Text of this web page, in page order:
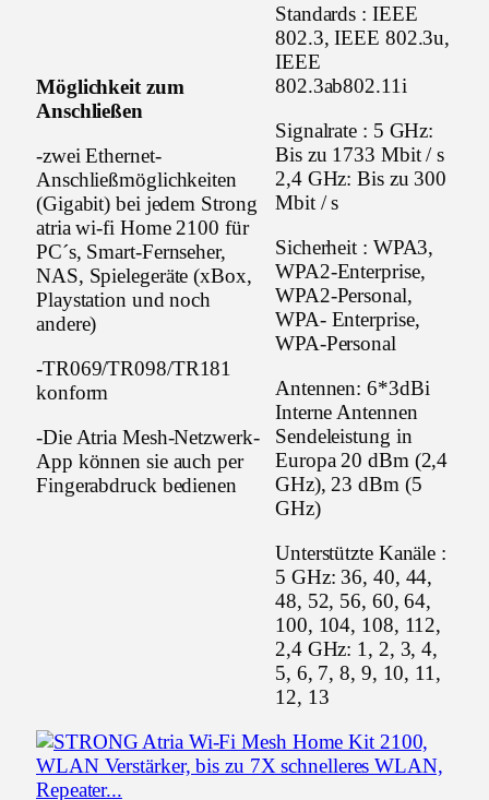
Möglichkeit zum
Anschließen
-zwei Ethernet-
Anschließmöglichkeiten
(Gigabit) bei jedem Strong
atria wi-fi Home 2100 für
PC´s, Smart-Fernseher,
NAS, Spielegeräte (xBox,
Playstation und noch
andere)
-TR069/TR098/TR181
konform
-Die Atria Mesh-Netzwerk-
App können sie auch per
Fingerabdruck bedienen
Standards : IEEE
802.3, IEEE 802.3u,
IEEE
802.3ab802.11i
Signalrate : 5 GHz:
Bis zu 1733 Mbit / s
2,4 GHz: Bis zu 300
Mbit / s
Sicherheit : WPA3,
WPA2-Enterprise,
WPA2-Personal,
WPA- Enterprise,
WPA-Personal
Antennen: 6*3dBi
Interne Antennen
Sendeleistung in
Europa 20 dBm (2,4
GHz), 23 dBm (5
GHz)
Unterstützte Kanäle :
5 GHz: 36, 40, 44,
48, 52, 56, 60, 64,
100, 104, 108, 112,
2,4 GHz: 1, 2, 3, 4,
5, 6, 7, 8, 9, 10, 11,
12, 13